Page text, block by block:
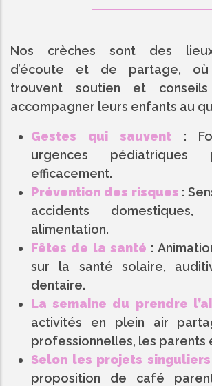
Nos crèches sont des
d’écoute et de partage,
trouvent soutien et
accompagner leurs enfants au
Gestes qui sauvent
:
urgences pédiatriques
efficacement.
Prévention des risques :
accidents
alimentation.
Fêtes de la santé :
sur la santé solaire,
dentaire.
La semaine du prendre
activités en plein air
professionnelles, les parents
Selon les projets
proposition de café